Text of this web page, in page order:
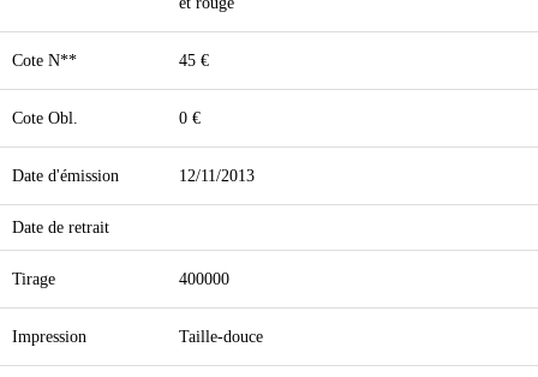
Cote N** 45 €
Cote Obl. 0 €
Date d'émission 12/11/2013
Date de retrait
Tirage 400000
Impression Taille-douce